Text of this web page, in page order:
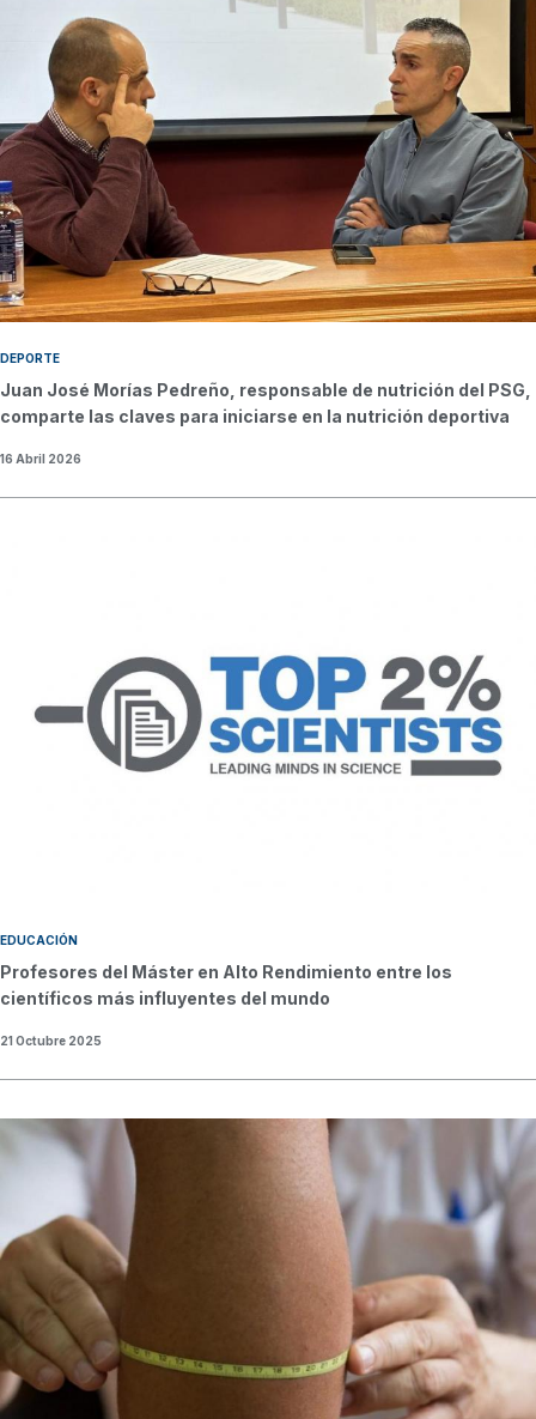
DEPORTE
Juan José Morías Pedreño, responsable de nutrición del PSG,
comparte las claves para iniciarse en la nutrición deportiva
16 Abril 2026
EDUCACIÓN
Profesores del Máster en Alto Rendimiento entre los
científicos más influyentes del mundo
21 Octubre 2025